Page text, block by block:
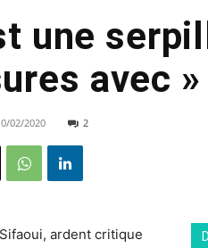
une
avec »
02/2020 2
ardent critique